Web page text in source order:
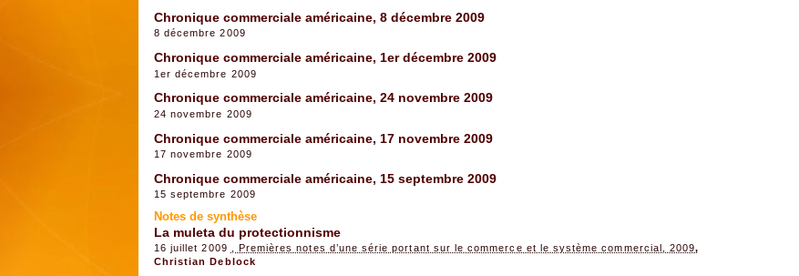
Chronique commerciale américaine, 8 décembre 2009
8 décembre 2009
Chronique commerciale américaine, 1er décembre 2009
1er décembre 2009
Chronique commerciale américaine, 24 novembre 2009
24 novembre 2009
Chronique commerciale américaine, 17 novembre 2009
17 novembre 2009
Chronique commerciale américaine, 15 septembre 2009
15 septembre 2009
Notes de synthèse
La muleta du protectionnisme
16 juillet 2009 , Premières notes d’une série portant sur le commerce et le système commercial, 2009,
Christian Deblock